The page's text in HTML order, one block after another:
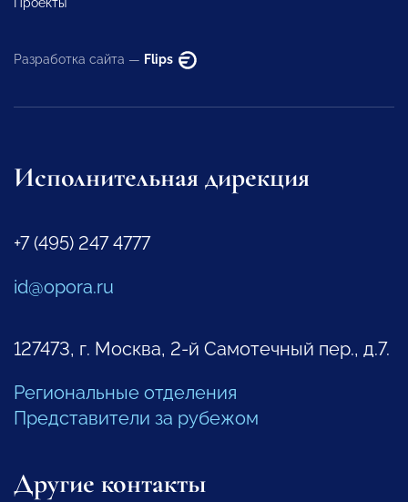
Проекты
Разработка сайта — Flips
Исполнительная дирекция
+7 (495) 247 4777
id@opora.ru
127473, г. Москва, 2-й Самотечный пер., д.7.
Региональные отделения
Представители за рубежом
Другие контакты